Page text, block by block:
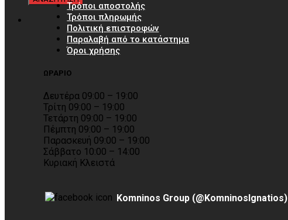
Τρόποι αποστολής
Τρόποι πληρωμής
Πολιτική επιστροφών
Παραλαβή από το κατάστημα
Όροι χρήσης
ΩΡΑΡΙΟ
Δευτέρα 09:00 – 19:00
Τρίτη 09:00 – 19:00
Τετάρτη 09:00 – 19:00
Πέμπτη 09:00 – 19:00
Παρασκευή 09:00 – 19:00
Σάββατο 10:00 – 14:00
Κυριακή Κλειστά
Komninos Group (@KomninosIgnatios)